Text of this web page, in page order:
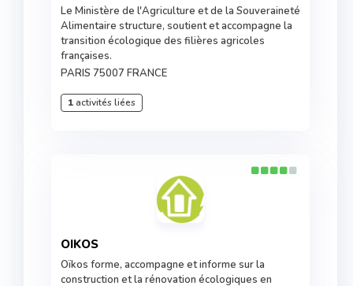
Le Ministère de l'Agriculture et de la Souveraineté
Alimentaire structure, soutient et accompagne la
transition écologique des filières agricoles
françaises.
PARIS 75007 FRANCE
1activités liées
OIKOS
Oïkos forme, accompagne et informe sur la
construction et la rénovation écologiques en